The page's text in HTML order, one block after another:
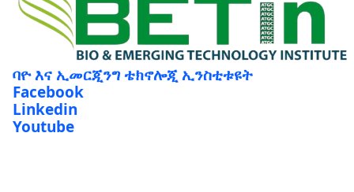
ባዮ እና ኢመርጂንግ ቴክኖሎጂ ኢንስቲቱዩት
Facebook
Linkedin
Youtube